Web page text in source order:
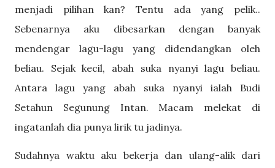
menjadi pilihan kan? Tentu ada yang pelik..
Sebenarnya aku dibesarkan dengan banyak
mendengar lagu-lagu yang didendangkan oleh
beliau. Sejak kecil, abah suka nyanyi lagu beliau.
Antara lagu yang abah suka nyanyi ialah Budi
Setahun Segunung Intan. Macam melekat di
ingatanlah dia punya lirik tu jadinya.
Sudahnya waktu aku bekerja dan ulang-alik dari